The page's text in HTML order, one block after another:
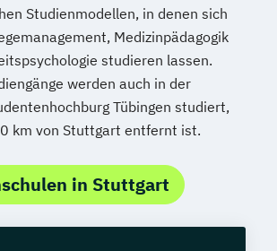
Studienmodellen, in denen sich
Medizinpädagogik
studieren lassen.
werden auch in der
Tübingen studiert,
km von Stuttgart entfernt ist.
in Stuttgart